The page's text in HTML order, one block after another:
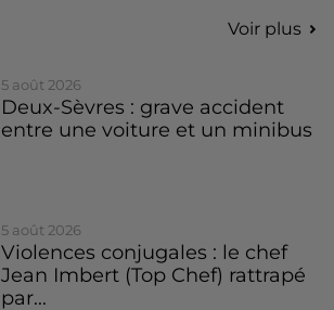
Voir plus
5 août 2026
Deux-Sèvres : grave accident
entre une voiture et un minibus
5 août 2026
Violences conjugales : le chef
Jean Imbert (Top Chef) rattrapé
par...